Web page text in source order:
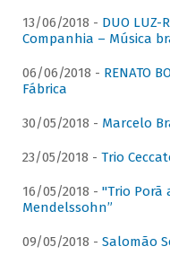
13/06/2018 - DUO LUZ-
Companhia – Música
06/06/2018 - RENATO
Fábrica
30/05/2018 - Marcelo
23/05/2018 - Trio
16/05/2018 - "Trio Porã
Mendelssohn”
09/05/2018 - Salomão